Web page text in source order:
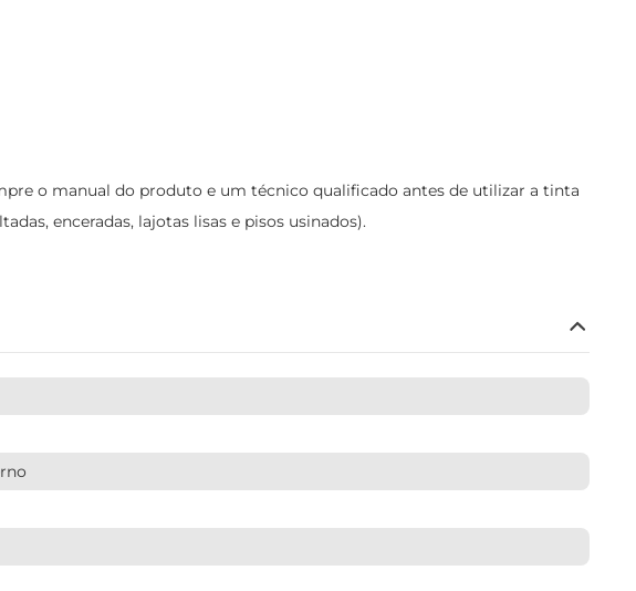
o manual do produto e um técnico qualificado antes de utilizar a tinta
enceradas, lajotas lisas e pisos usinados).